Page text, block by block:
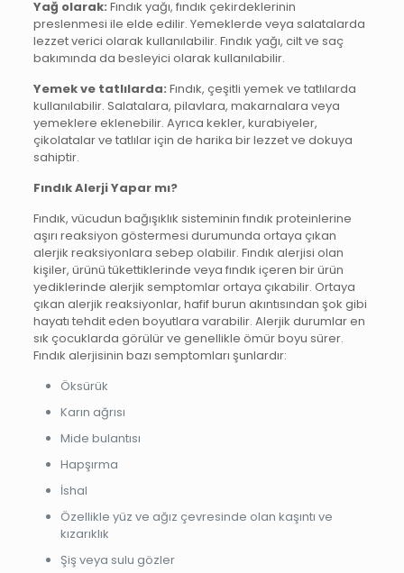
Yağ olarak: Fındık yağı, fındık çekirdeklerinin
preslenmesi ile elde edilir. Yemeklerde veya salatalarda
lezzet verici olarak kullanılabilir. Fındık yağı, cilt ve saç
bakımında da besleyici olarak kullanılabilir.
Yemek ve tatlılarda: Fındık, çeşitli yemek ve tatlılarda
kullanılabilir. Salatalara, pilavlara, makarnalara veya
yemeklere eklenebilir. Ayrıca kekler, kurabiyeler,
çikolatalar ve tatlılar için de harika bir lezzet ve dokuya
sahiptir.
Fındık Alerji Yapar mı?
Fındık, vücudun bağışıklık sisteminin fındık proteinlerine
aşırı reaksiyon göstermesi durumunda ortaya çıkan
alerjik reaksiyonlara sebep olabilir. Fındık alerjisi olan
kişiler, ürünü tükettiklerinde veya fındık içeren bir ürün
yediklerinde alerjik semptomlar ortaya çıkabilir. Ortaya
çıkan alerjik reaksiyonlar, hafif burun akıntısından şok gibi
hayatı tehdit eden boyutlara varabilir. Alerjik durumlar en
sık çocuklarda görülür ve genellikle ömür boyu sürer.
Fındık alerjisinin bazı semptomları şunlardır:
Öksürük
Karın ağrısı
Mide bulantısı
Hapşırma
İshal
Özellikle yüz ve ağız çevresinde olan kaşıntı ve
kızarıklık
Şiş veya sulu gözler